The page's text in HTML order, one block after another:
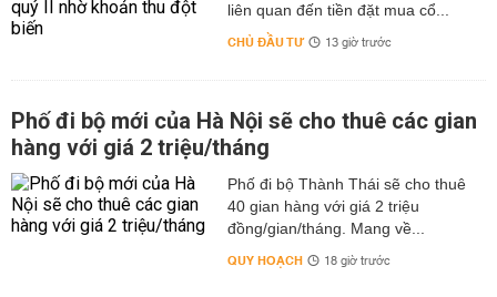
liên quan đến tiền đặt mua cổ...
CHỦ ĐẦU TƯ 13 giờ trước
Phố đi bộ mới của Hà Nội sẽ cho thuê các gian
hàng với giá 2 triệu/tháng
Phố đi bộ Thành Thái sẽ cho thuê
40 gian hàng với giá 2 triệu
đồng/gian/tháng. Mang về...
QUY HOẠCH 18 giờ trước